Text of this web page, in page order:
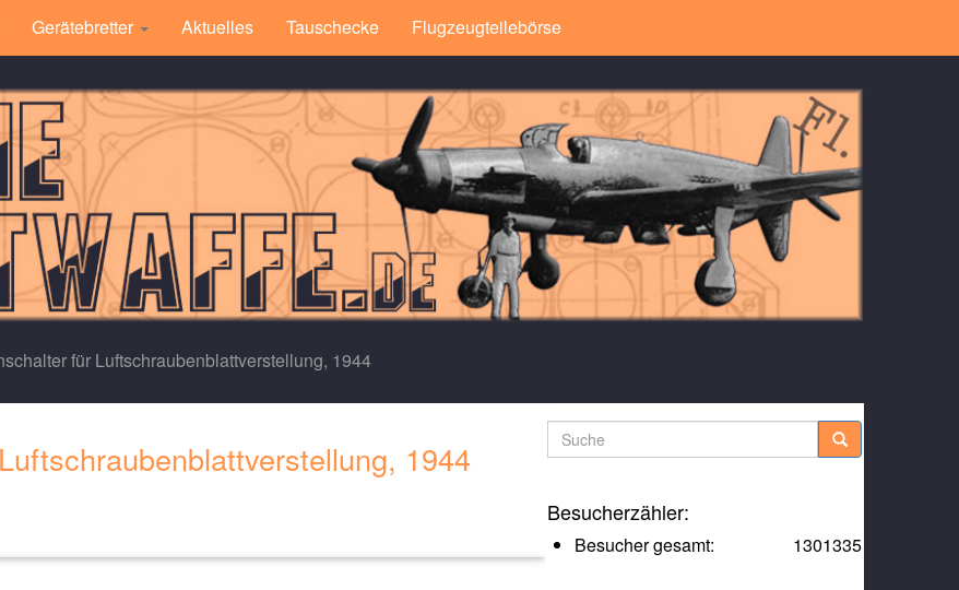
Gerätebretter Aktuelles Tauschecke Flugzeugteilebörse
für Luftschraubenblattverstellung, 1944
1944
Suche
Besucherzähler:
1301335
Besucher gesamt: